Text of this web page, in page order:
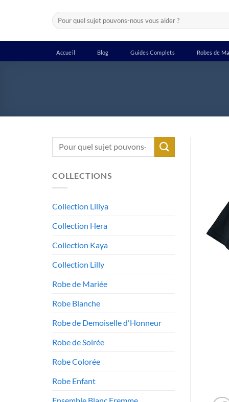
Recherche
pour :
Accueil Blog Guides Complets Robes de
Recherche
COLLECTIONS
Collection Liliya
Collection Hera
Collection Kaya
Collection Lilly
Robe de Mariée
Robe Blanche
Robe de Demoiselle d'Honneur
Robe de Soirée
Robe Colorée
Robe Enfant